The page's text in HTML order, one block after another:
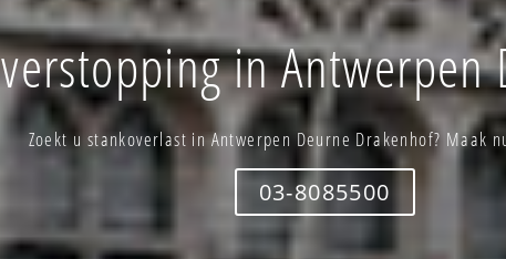
in Antwerpen
Zoekt u stankoverlast in Antwerpen Deurne Drakenhof? Maak
03-8085500